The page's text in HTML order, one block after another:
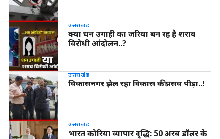
उत्तराखंड
क्या धन उगाही का जरिया बन रह है शराब
विरोधी आंदोलन..?
उत्तराखंड
विकासनगर झेल रहा विकास की प्रसव पीड़ा..!
उत्तराखंड
भारत कोरिया व्यापार वृद्धि: 50 अरब डॉलर के